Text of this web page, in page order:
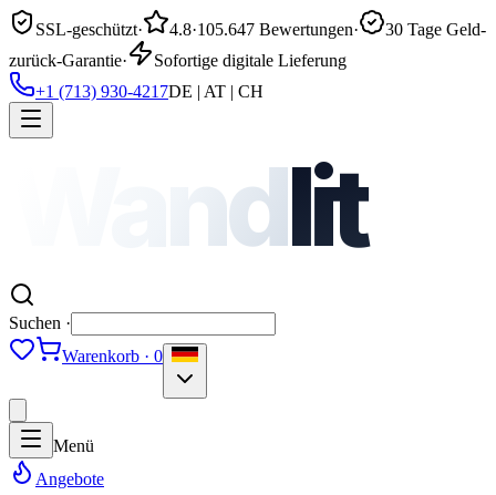
SSL-geschützt· 4.8·105.647 Bewertungen·
30 Tage Geld-
zurück-Garantie·
Sofortige digitale Lieferung
+1 (713) 930-4217DE | AT | CH
Wandlit
Suchen ·
Warenkorb · 0
Menü
Angebote